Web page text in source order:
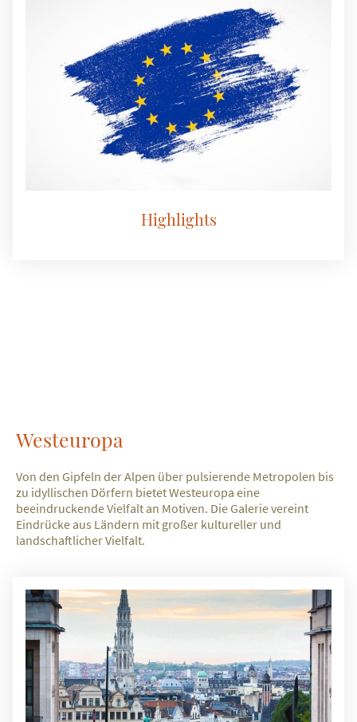
Highlights
Westeuropa
Von den Gipfeln der Alpen über pulsierende Metropolen bis
zu idyllischen Dörfern bietet Westeuropa eine
beeindruckende Vielfalt an Motiven. Die Galerie vereint
Eindrücke aus Ländern mit großer kultureller und
landschaftlicher Vielfalt.